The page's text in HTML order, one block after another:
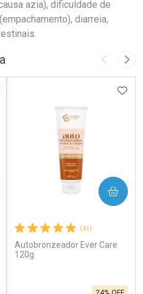
azia), dificuldade de
diarreia,
Imagem
AOS FAVORITOS
(41)
Autobronzeador Ever Care
120g
COMPRAR